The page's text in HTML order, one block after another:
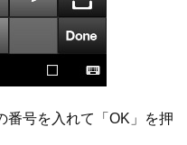
番号を入れて「OK」を押